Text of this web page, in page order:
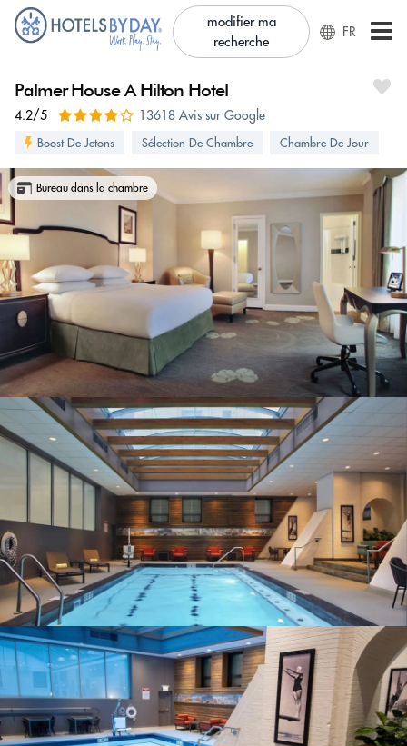
modifier ma
recherche
FR
Palmer House A Hilton Hotel
4.2/5 13618 Avis sur Google
Boost De Jetons Sélection De Chambre Chambre De Jour
Bureau dans la chambre